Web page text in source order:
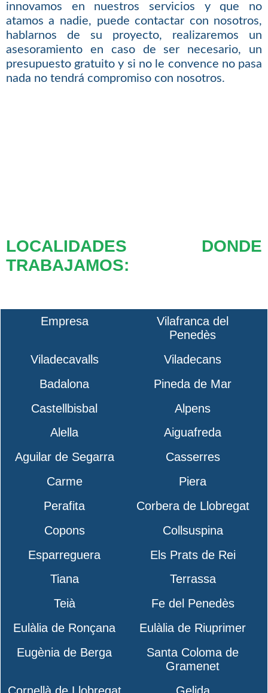
innovamos en nuestros servicios y que no
atamos a nadie, puede contactar con nosotros,
hablarnos de su proyecto, realizaremos un
asesoramiento en caso de ser necesario, un
presupuesto gratuito y si no le convence no pasa
nada no tendrá compromiso con nosotros.
LOCALIDADES DONDE
TRABAJAMOS:
Empresa
Vilafranca del
Penedès
Viladecavalls
Viladecans
Badalona
Pineda de Mar
Castellbisbal
Alpens
Alella
Aiguafreda
Aguilar de Segarra
Casserres
Carme
Piera
Perafita
Corbera de Llobregat
Copons
Collsuspina
Esparreguera
Els Prats de Rei
Tiana
Terrassa
Teià
Fe del Penedès
Eulàlia de Ronçana
Eulàlia de Riuprimer
Eugènia de Berga
Santa Coloma de
Gramenet